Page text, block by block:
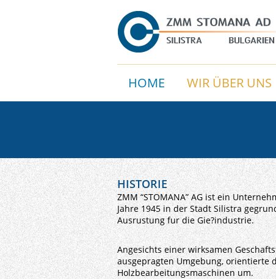
HOME WIR ÜBER UNS
HISTORIE
ZMM “STOMANA” АG ist ein
Jahre 1945 in der Stadt Silistra
Ausrustung fur die Gie?industrie.
Angesichts einer wirksamen
ausgepragten Umgebung, orientierte
Holzbearbeitungsmaschinen um.